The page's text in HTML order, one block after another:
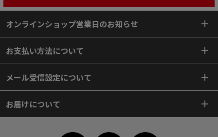
オンラインショップ営業日のお知らせ
お支払い方法について
メール受信設定について
お届けについて